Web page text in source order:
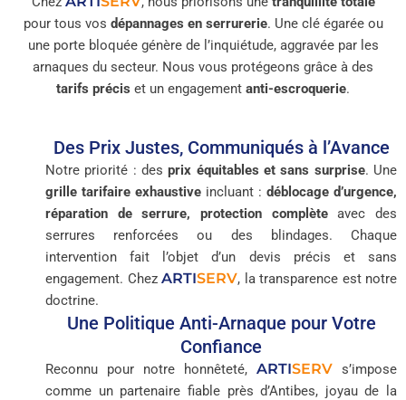
pour tous vos dépannages en serrurerie. Une clé égarée ou
une porte bloquée génère de l’inquiétude, aggravée par les
arnaques du secteur. Nous vous protégeons grâce à des
tarifs précis et un engagement anti-escroquerie.
Des Prix Justes, Communiqués à l’Avance
Notre priorité : desprix équitables et sans surprise. Une
grille tarifaire exhaustive incluant : déblocage d’urgence,
réparation de serrure, protection complèteavec des
serrures renforcées ou des blindages. Chaque
intervention fait l’objet d’un devis précis et sans
engagement. Chez ARTISERV, la transparence est notre
doctrine.
Une Politique Anti-Arnaque pour Votre
Confiance
Reconnu pour notre honnêteté, ARTISERV s’impose
comme un partenaire fiable près d’Antibes, joyau de la